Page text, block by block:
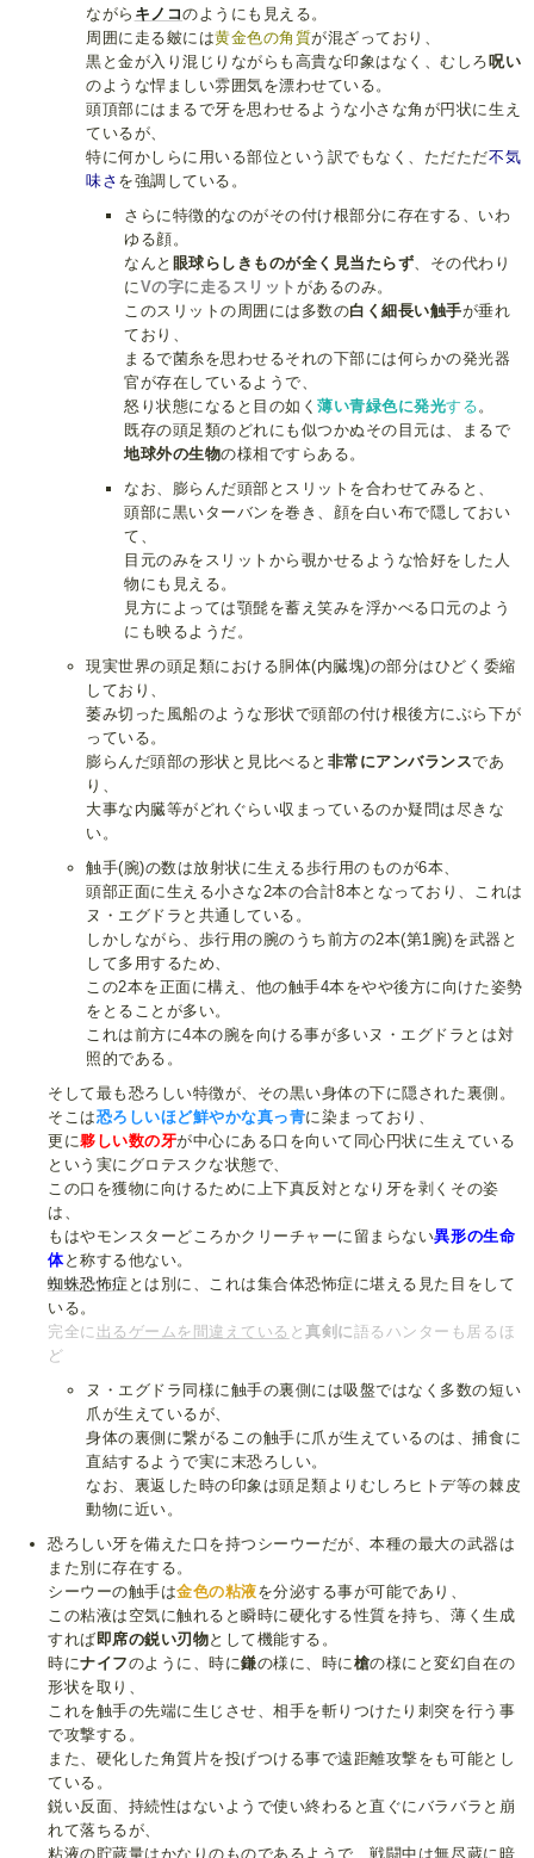
ながら キノコのようにも見える。
周囲に走る皴には黄金色の角質が混ざっており、
黒と金が入り混じりながらも高貴な印象はなく、むしろ呪い
のような悍ましい雰囲気を漂わせている。
頭頂部にはまるで牙を思わせるような小さな角が円状に生え
ているが、
特に何かしらに用いる部位という訳でもなく、ただただ不気
味さ を強調している。
さらに特徴的なのがその付け根部分に存在する、いわ
ゆる顔。
なんと 眼球らしきものが全く見当たらず 、その代わり
に Vの字に走るスリット があるのみ。
このスリットの周囲には多数の白く細長い触手が垂れ
ており、
まるで菌糸を思わせるそれの下部には何らかの発光器
官が存在しているようで、
怒り状態になると目の如く薄い青緑色に発光する 。
既存の頭足類のどれにも似つかぬその目元は、まるで
地球外の生物の様相ですらある。
なお、膨らんだ頭部とスリットを合わせてみると、
頭部に黒いターバンを巻き、顔を白い布で隠しておい
て、
目元のみをスリットから覗かせるような恰好をした人
物にも見える。
見方によっては顎髭を蓄え笑みを浮かべる口元のよう
にも映るようだ。
現実世界の頭足類における胴体(内臓塊)の部分はひどく委縮
しており、
萎み切った風船のような形状で頭部の付け根後方にぶら下が
っている。
膨らんだ頭部の形状と見比べると 非常にアンバランスであ
り、
大事な内臓等がどれぐらい収まっているのか疑問は尽きな
い。
触手(腕)の数は放射状に生える歩行用のものが6本、
頭部正面に生える小さな2本の合計8本となっており、これは
ヌ・エグドラと共通している。
しかしながら、歩行用の腕のうち前方の2本(第1腕)を武器と
して多用するため、
この2本を正面に構え、他の触手4本をやや後方に向けた姿勢
をとることが多い。
これは前方に4本の腕を向ける事が多いヌ・エグドラとは対
照的である。
そして最も恐ろしい特徴が、その黒い身体の下に隠された裏側。
そこは恐ろしいほど鮮やかな真っ青に染まっており、
更に夥しい数の牙が中心にある口を向いて同心円状に生えている
という実にグロテスクな状態で、
この口を獲物に向けるために上下真反対となり牙を剥くその姿
は、
もはやモンスターどころかクリーチャーに留まらない異形の生命
体と称する他ない。
蜘蛛恐怖症 とは別に、これは集合体恐怖症に堪える見た目をして
いる。
完全に 出るゲームを間違えている と真剣に語るハンターも居るほ
ど
ヌ・エグドラ同様に触手の裏側には吸盤ではなく多数の短い
爪が生えているが、
身体の裏側に繋がるこの触手に爪が生えているのは、捕食に
直結するようで実に末恐ろしい。
なお、裏返した時の印象は頭足類よりむしろヒトデ等の棘皮
動物に近い。
恐ろしい牙を備えた口を持つシーウーだが、本種の最大の武器は
また別に存在する。
シーウーの触手は金色の粘液を分泌する事が可能であり、
この粘液は空気に触れると瞬時に硬化する性質を持ち、薄く生成
すれば即席の鋭い刃物として機能する。
時にナイフのように、時に鎌の様に、時に槍の様にと変幻自在の
形状を取り、
これを触手の先端に生じさせ、相手を斬りつけたり刺突を行う事
で攻撃する。
また、硬化した角質片を投げつける事で遠距離攻撃をも可能とし
ている。
鋭い反面、持続性はないようで使い終わると直ぐにバラバラと崩
れて落ちるが、
粘液の貯蔵量はかなりのものであるようで、戦闘中は無尽蔵に暗